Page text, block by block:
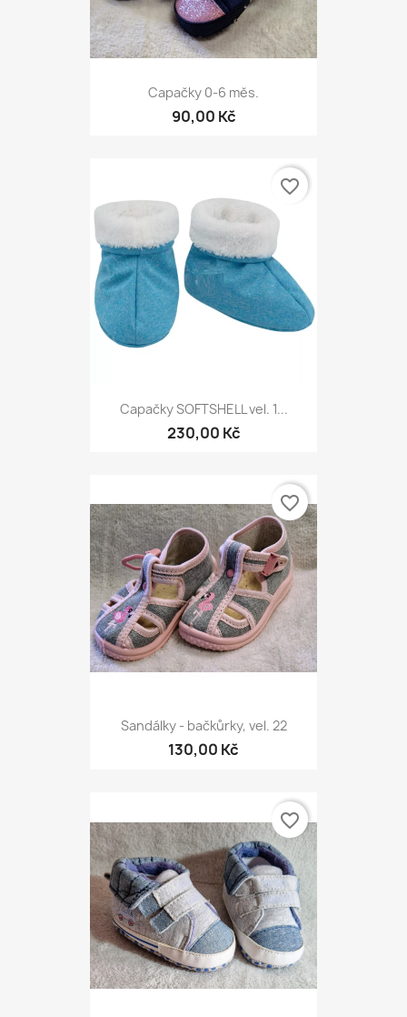
Capačky 0-6 měs.
90,00 Kč
Capačky SOFTSHELL vel. 1...
230,00 Kč
favorite_border
Sandálky - bačkůrky, vel. 22
130,00 Kč
favorite_border
favorite_border